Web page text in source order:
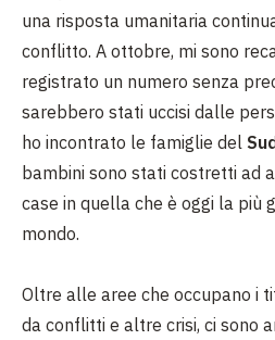
una risposta umanitaria
conflitto. A ottobre, mi sono
registrato un numero senza
sarebbero stati uccisi dalle
ho incontrato le famiglie del
bambini sono stati costretti ad
case in quella che è oggi la più
mondo.
Oltre alle aree che occupano i
da conflitti e altre crisi, ci sono